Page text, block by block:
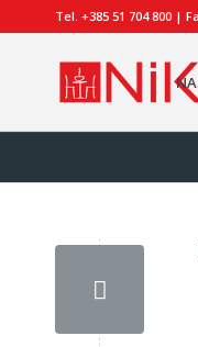
Tel. +385 51 704 800 |